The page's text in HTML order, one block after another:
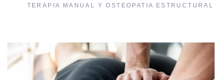
TERAPIA MANUAL Y OSTEOPATIA ESTRUCTURAL